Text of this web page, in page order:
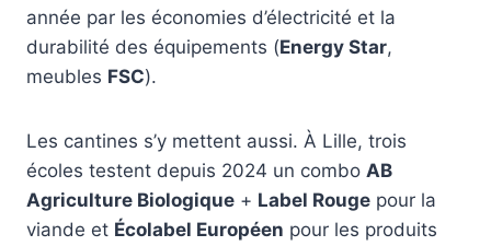
année par les économies d’électricité et la
durabilité des équipements (Energy Star,
meubles FSC).
Les cantines s’y mettent aussi. À Lille, trois
écoles testent depuis 2024 un combo AB
Agriculture Biologique + Label Rouge pour la
viande et Écolabel Européen pour les produits